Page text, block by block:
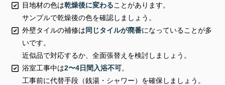
目地材の色は乾燥後に変わることがあります。
サンプルで乾燥後の色を確認しましょう。
外壁タイルの補修は同じタイルが廃番になっていることが多
いです。
近似品で対応するか、全面張替えを検討しましょう。
浴室工事中は2〜4日間入浴不可。
工事前に代替手段（銭湯・シャワー）を確保しましょう。